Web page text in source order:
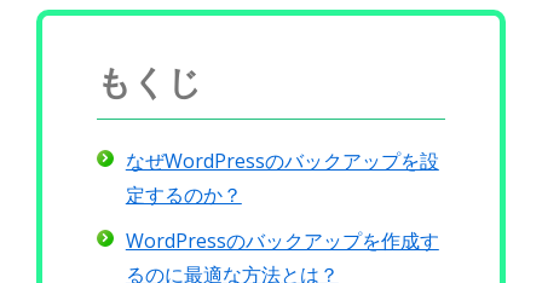
もくじ
なぜWordPressのバックアップを設
定するのか？
WordPressのバックアップを作成す
るのに最適な方法とは？